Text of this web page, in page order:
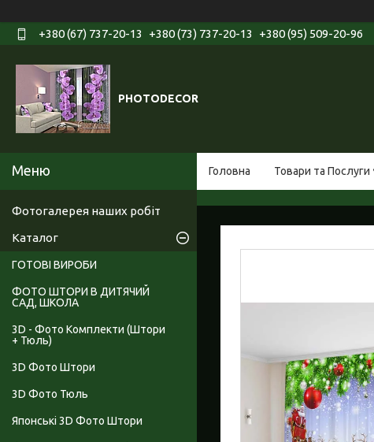
+380 (67) 737-20-13 +380 (73) 737-20-13 +380 (95) 509-20-96
PHOTODECOR
Головна Товари та Послуги
Фотогалерея наших робіт
Каталог
ГОТОВІ ВИРОБИ
ФОТО ШТОРИ В ДИТЯЧИЙ
САД, ШКОЛА
3D - Фото Комплекти (Штори
+ Тюль)
3D Фото Штори
3D Фото Тюль
Японські 3D Фото Штори